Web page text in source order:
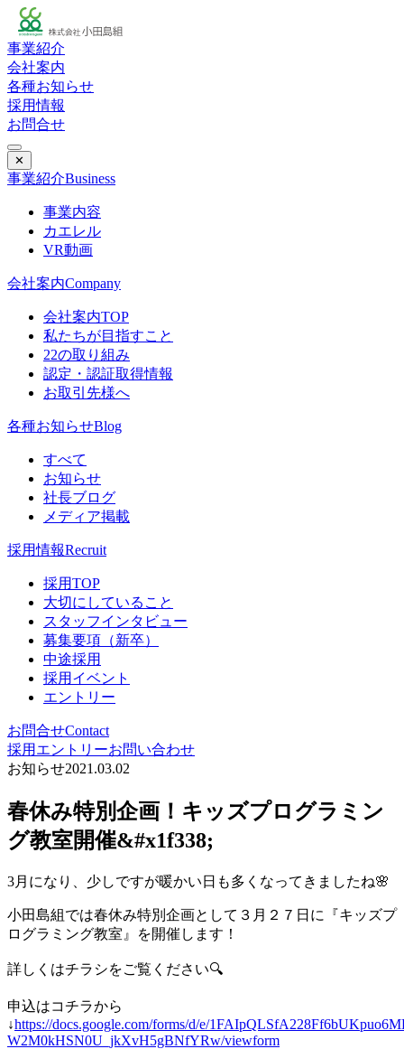
事業紹介
会社案内
各種お知らせ
採用情報
お問合せ
✕
事業紹介Business
事業内容
カエレル
VR動画
会社案内Company
会社案内TOP
私たちが目指すこと
22の取り組み
認定・認証取得情報
お取引先様へ
各種お知らせBlog
すべて
お知らせ
社長ブログ
メディア掲載
採用情報Recruit
採用TOP
大切にしていること
スタッフインタビュー
募集要項（新卒）
中途採用
採用イベント
エントリー
お問合せContact
採用エントリーお問い合わせ
お知らせ2021.03.02
春休み特別企画！キッズプログラミン
グ教室開催&#x1f338;
3月になり、少しですが暖かい日も多くなってきましたね🌸
小田島組では春休み特別企画として３月２７日に『キッズプ
ログラミング教室』を開催します！
詳しくはチラシをご覧ください🔍
申込はコチラから
↓https://docs.google.com/forms/d/e/
W2M0kHSN0U_jkXvH5gBNfYRw/viewform